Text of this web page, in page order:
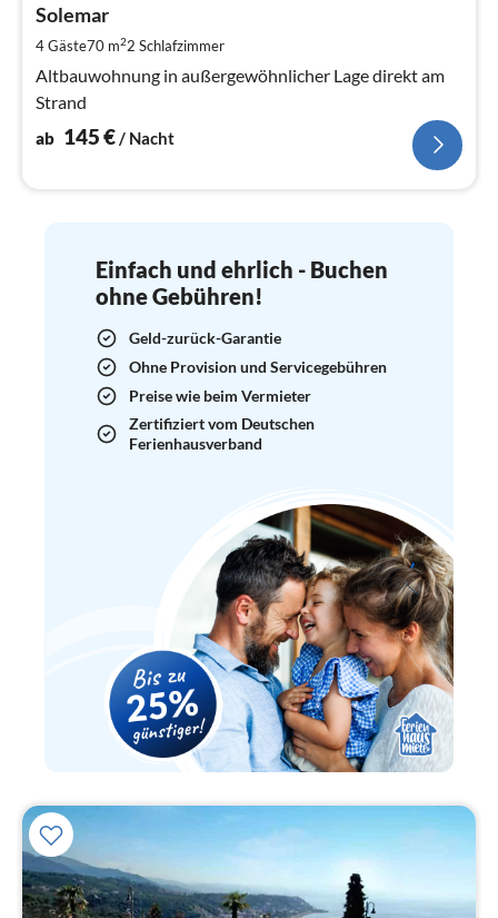
Solemar
4 Gäste70 m22 Schlafzimmer
Altbauwohnung in außergewöhnlicher Lage direkt am
Strand
ab 145€/ Nacht
Einfach und ehrlich - Buchen
ohne Gebühren!
Geld-zurück-Garantie
Ohne Provision und Servicegebühren
Preise wie beim Vermieter
Zertifiziert vom Deutschen
Ferienhausverband